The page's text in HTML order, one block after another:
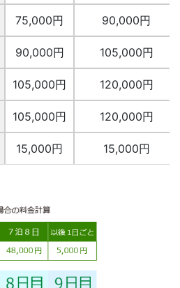
75,000円
90,000円
105,000円
105,000円
15,000円
90,000円
105,000円
120,000円
120,000円
15,000円